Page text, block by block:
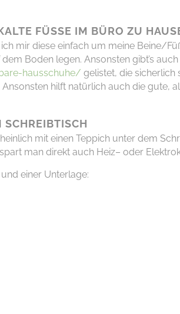
FÜSSE IM BÜRO ZU
mir diese einfach um meine Beine/
dem Boden legen. Ansonsten gibt’s
hausschuhe/ gelistet, die
Ansonsten hilft natürlich auch die gute,
SCHREIBTISCH
mit einen Teppich unter dem
man direkt auch Heiz– oder Elektro
einer Unterlage: